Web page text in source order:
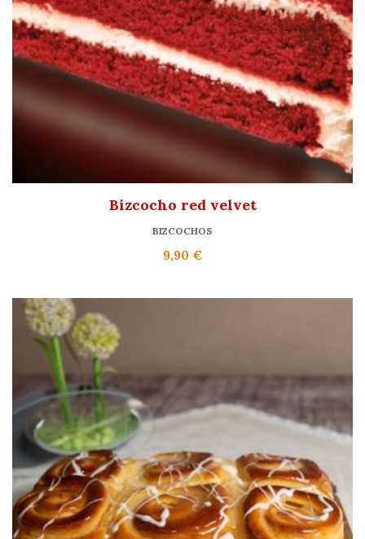
Bizcocho red velvet
BIZCOCHOS
9,90 €